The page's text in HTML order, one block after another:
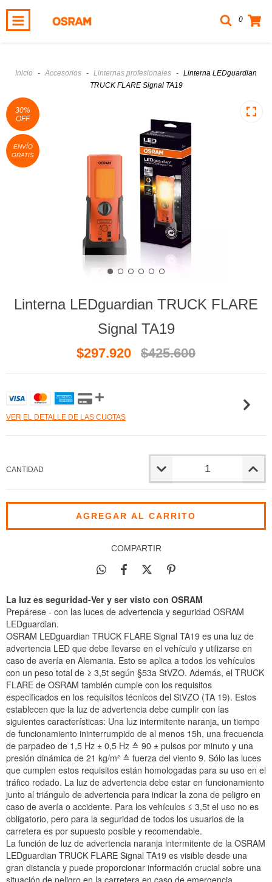
0
Inicio - Accesorios - Linternas profesionales - Linterna LEDguardian
TRUCK FLARE Signal TA19
30%
OFF
ENVÍO
GRATIS
Linterna LEDguardian TRUCK FLARE
Signal TA19
$297.920 $425.600
VER EL DETALLE DE LAS CUOTAS
CANTIDAD
COMPARTIR
La luz es seguridad-Ver y ser visto con OSRAM
Prepárese - con las luces de advertencia y seguridad OSRAM
LEDguardian.
OSRAM LEDguardian TRUCK FLARE Signal TA19 es una luz de
advertencia LED que debe llevarse en el vehículo y utilizarse en
caso de avería en Alemania. Esto se aplica a todos los vehículos
con un peso total de ≥ 3,5t según §53a StVZO. Además, el TRUCK
FLARE de OSRAM también cumple con los requisitos
especificados en los requisitos técnicos del StVZO (TA 19). Estos
establecen que la luz de advertencia debe cumplir con las
siguientes características: Una luz intermitente naranja, un tiempo
de funcionamiento ininterrumpido de al menos 15h, una frecuencia
de parpadeo de 1,5 Hz ± 0,5 Hz ≙ 90 ± pulsos por minuto y una
presión dinámica de 21 kg/m² ≙ fuerza del viento 9. Sólo las luces
que cumplen estos requisitos están homologadas para su uso en el
tráfico rodado. La luz de advertencia debe estar en funcionamiento
junto al triángulo de advertencia para indicar la zona de peligro en
caso de avería o accidente. Para los vehículos ≤ 3,5t el uso no es
obligatorio, pero para la seguridad de todos los usuarios de la
carretera es por supuesto posible y recomendable.
La función de luz de advertencia naranja intermitente de la OSRAM
LEDguardian TRUCK FLARE Signal TA19 es visible desde una
gran distancia y puede proporcionar información crucial sobre una
situación de peligro en la carretera en caso de emergencia.